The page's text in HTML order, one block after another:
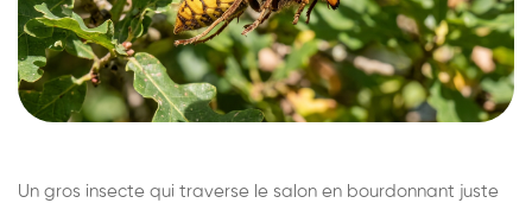
Un gros insecte qui traverse le salon en bourdonnant juste